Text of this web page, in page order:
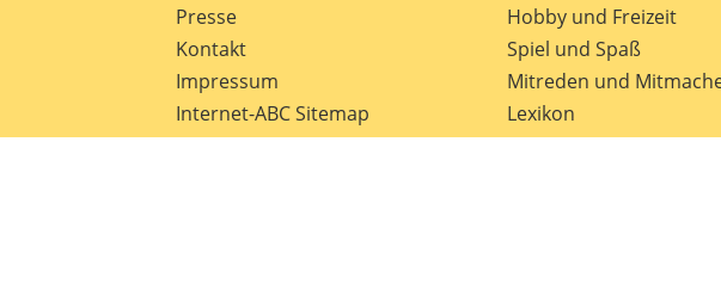
Presse
Kontakt
Impressum
Internet-ABC Sitemap
Barrierefreiheit
Hobby und Freizeit
Spiel und Spaß
Mitreden und
Lexikon
Datenschutz